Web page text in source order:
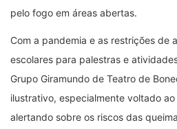
pelo fogo em áreas abertas.
Com a pandemia e as restrições de
escolares para palestras e
Grupo Giramundo de Teatro de
ilustrativo, especialmente voltado
alertando sobre os riscos das